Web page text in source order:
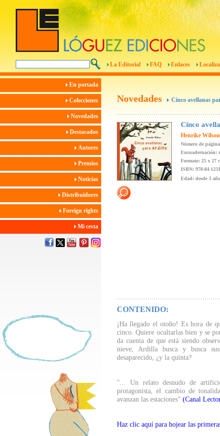
La Editorial FAQ Enlaces
En portada
Colecciones
Novedades
Destacados
Autores
Premios
Noticias
Distribuidores
Foreign rights
Mi cesta
Novedades Cinco avellanas
Cinco
Henrike Wilson
Número de
Encuadernación:
Formato: 25 x 27
ISBN: 978-84-
Edad: desde 3
CONTENIDO:
¡Ha llegado el otoño! Es hora de
cinco. Quiere ocultarlas bien y se
da cuenta de que está siendo
nieve, Ardilla busca y busca
desaparecido, ¿y la quinta?
"... Un relato desnudo de
protagonista, el cambio de
avanzan las estaciones" (Canal
Haz clic aquí para hojear las